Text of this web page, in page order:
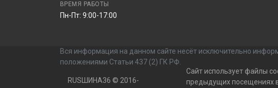
ВРЕМЯ РАБОТЫ
Пн-Пт: 9:00-17:00
Вся информация на данном сайте несёт исключительно
положениями Статьи 437 (2) ГК РФ.
RUSШИНА36 © 2016-
Сайт использует файлы
предыдущих посещениях